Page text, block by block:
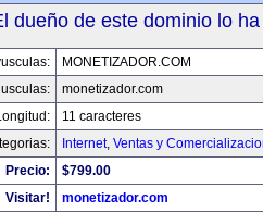
dueño de este dominio lo
MONETIZADOR.COM
monetizador.com
11 caracteres
Internet, Ventas y
Precio:
$799.00
Visitar!
monetizador.com